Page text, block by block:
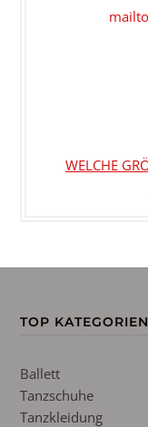
WELCHE
TOP KATEGORIEN
Ballett
Tanzschuhe
Tanzkleidung